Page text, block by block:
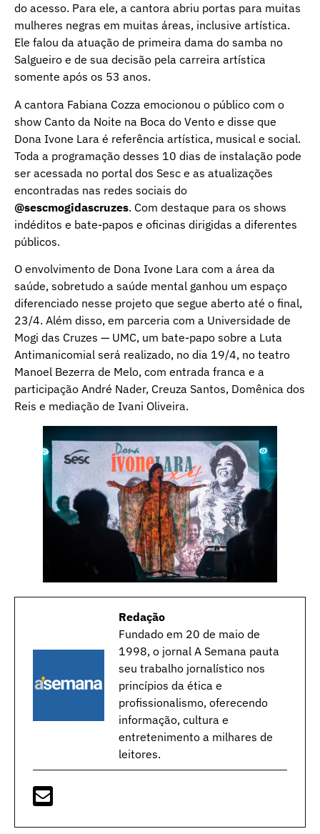
do acesso. Para ele, a cantora abriu portas para muitas
mulheres negras em muitas áreas, inclusive artística.
Ele falou da atuação de primeira dama do samba no
Salgueiro e de sua decisão pela carreira artística
somente após os 53 anos.
A cantora Fabiana Cozza emocionou o público com o
show Canto da Noite na Boca do Vento e disse que
Dona Ivone Lara é referência artística, musical e social.
Toda a programação desses 10 dias de instalação pode
ser acessada no portal dos Sesc e as atualizações
encontradas nas redes sociais do
@sescmogidascruzes. Com destaque para os shows
indéditos e bate-papos e oficinas dirigidas a diferentes
públicos.
O envolvimento de Dona Ivone Lara com a área da
saúde, sobretudo a saúde mental ganhou um espaço
diferenciado nesse projeto que segue aberto até o final,
23/4. Além disso, em parceria com a Universidade de
Mogi das Cruzes — UMC, um bate-papo sobre a Luta
Antimanicomial será realizado, no dia 19/4, no teatro
Manoel Bezerra de Melo, com entrada franca e a
participação André Nader, Creuza Santos, Domênica dos
Reis e mediação de Ivani Oliveira.
Redação
Fundado em 20 de maio de
1998, o jornal A Semana pauta
seu trabalho jornalístico nos
princípios da ética e
profissionalismo, oferecendo
informação, cultura e
entretenimento a milhares de
leitores.